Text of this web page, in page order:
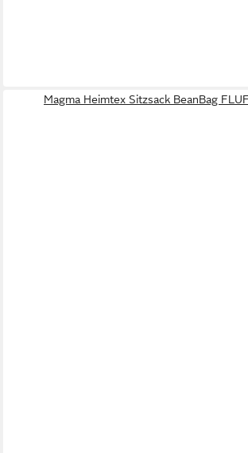
Magma Heimtex Sitzsack BeanBag